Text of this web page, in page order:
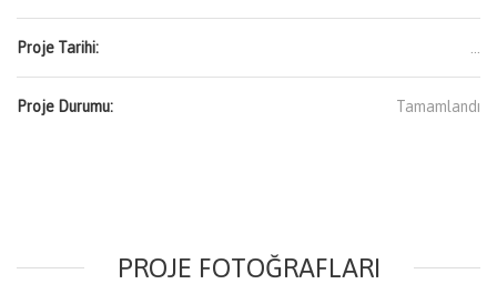
Proje Tarihi:
Proje Durumu: Tamamlandı
PROJE FOTOĞRAFLARI